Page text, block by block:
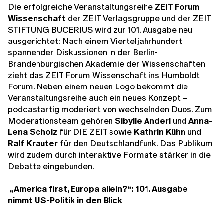
Die erfolgreiche Veranstaltungsreihe ZEIT Forum
Wissenschaft der ZEIT Verlagsgruppe und der ZEIT
STIFTUNG BUCERIUS wird zur 101. Ausgabe neu
ausgerichtet: Nach einem Vierteljahrhundert
spannender Diskussionen in der Berlin-
Brandenburgischen Akademie der Wissenschaften
zieht das ZEIT Forum Wissenschaft ins Humboldt
Forum. Neben einem neuen Logo bekommt die
Veranstaltungsreihe auch ein neues Konzept –
podcastartig moderiert von wechselnden Duos. Zum
Moderationsteam gehören Sibylle Anderl und Anna-
Lena Scholz für DIE ZEIT sowie Kathrin Kühn und
Ralf Krauter für den Deutschlandfunk. Das Publikum
wird zudem durch interaktive Formate stärker in die
Debatte eingebunden.
„America first, Europa allein?“: 101. Ausgabe
nimmt US-Politik in den Blick